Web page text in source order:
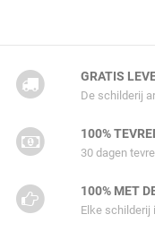
GRATIS
De schilderij
100%
30 dagen
100% MET
Elke schilderij